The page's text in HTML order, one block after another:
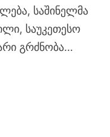
საშინელმა
საუკეთესო
გრძნობა…